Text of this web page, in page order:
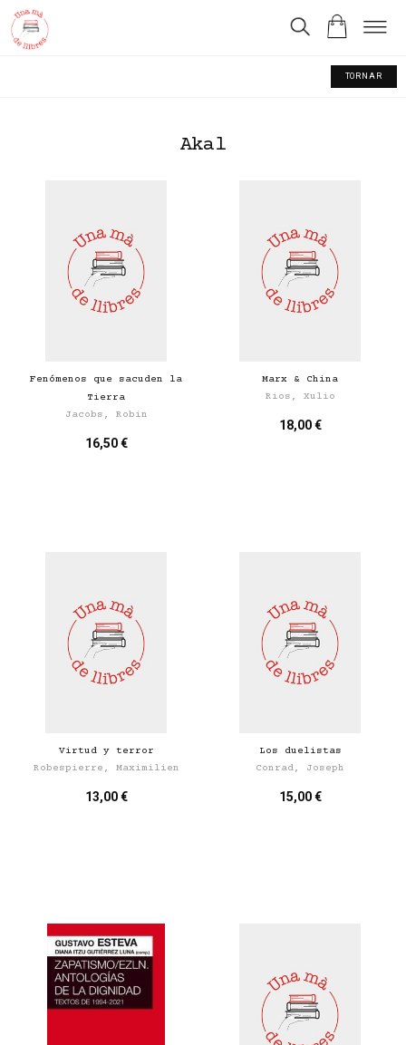
TORNAR
Akal
Fenómenos que sacuden la
Tierra
Jacobs, Robin
16,50 €
Marx & China
Rios, Xulio
18,00 €
Virtud y terror
Robespierre, Maximilien
13,00 €
Los duelistas
Conrad, Joseph
15,00 €